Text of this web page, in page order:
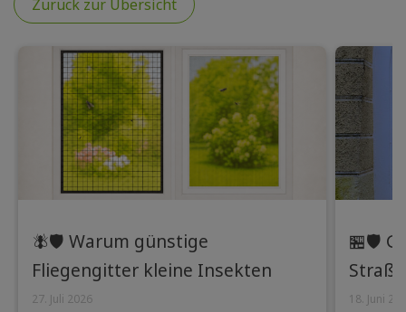
Zurück zur Übersicht
🪰🛡️ Warum günstige
Fliegengitter kleine Insekten
nicht abhalten – und wie
27. Juli 2026
🏪🛡️
18. Juni